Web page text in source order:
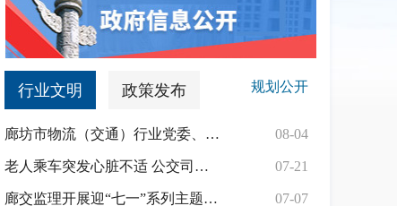
行业文明 政策发布 规划公开
08-04
廊坊市物流（交通）行业党委、廊坊市网约车行业党委组织开展夏日送清凉活动
07-21
老人乘车突发心脏不适 公交司机暖心守护
07-07
廊交监理开展迎“七一”系列主题党建活动